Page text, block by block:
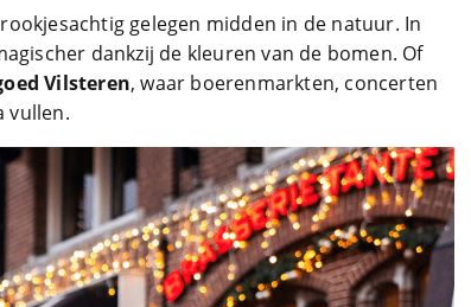
gelegen midden in de natuur. In
dankzij de kleuren van de bomen. Of
Vilsteren, waar boerenmarkten, concerten
vullen.